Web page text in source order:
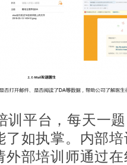
训平台，每天一
了如执掌。内部
外部培训师通过